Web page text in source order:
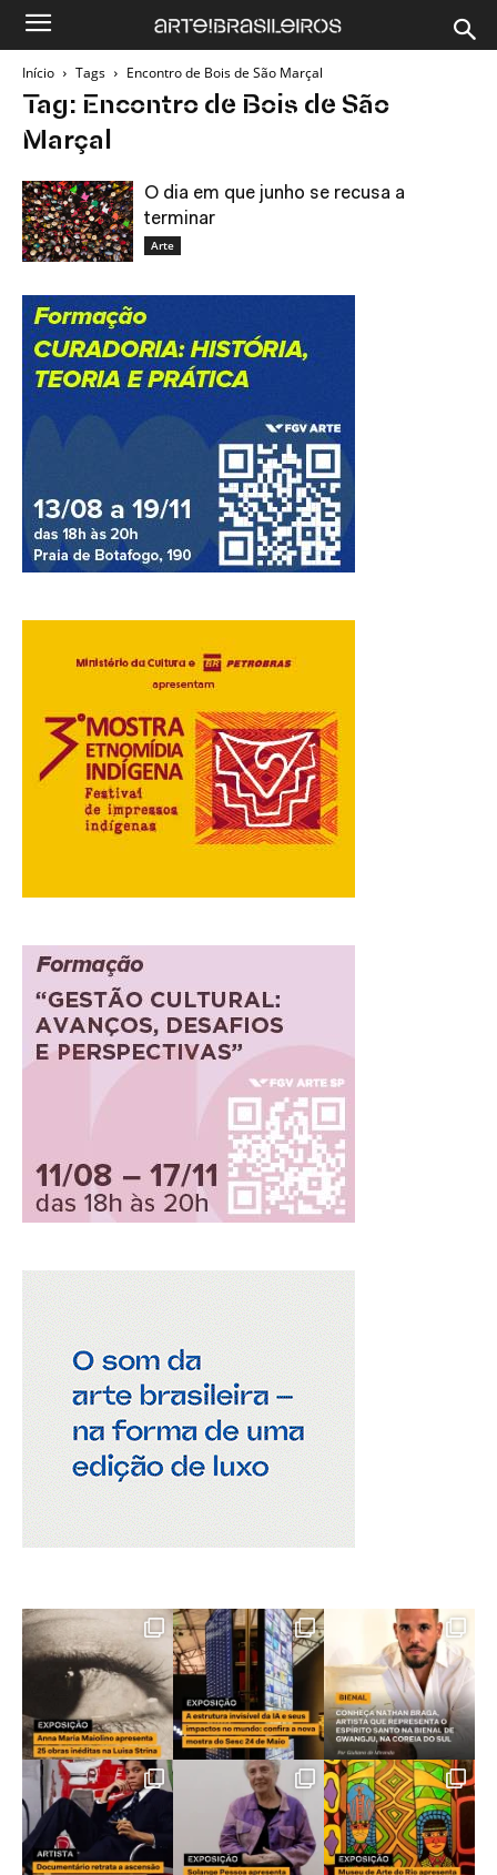
Início Tags Encontro de Bois de São Marçal
Tag: Encontro de Bois de São
Marçal
O dia em que junho se recusa a
terminar
Arte